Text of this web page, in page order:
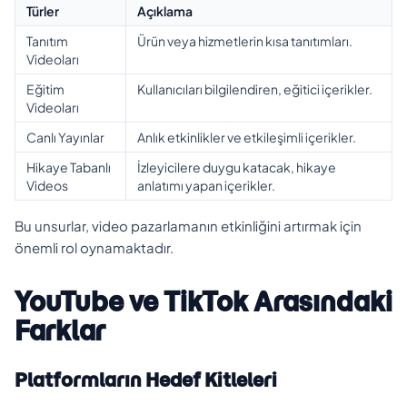
Türler
Açıklama
Tanıtım
Videoları
Ürün veya hizmetlerin kısa tanıtımları.
Eğitim
Videoları
Kullanıcıları bilgilendiren, eğitici içerikler.
Canlı Yayınlar
Anlık etkinlikler ve etkileşimli içerikler.
Hikaye Tabanlı
Videos
İzleyicilere duygu katacak, hikaye
anlatımı yapan içerikler.
Bu unsurlar, video pazarlamanın etkinliğini artırmak için
önemli rol oynamaktadır.
YouTube ve TikTok Arasındaki
Farklar
Platformların Hedef Kitleleri